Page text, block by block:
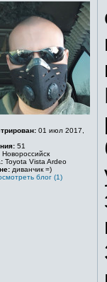
01 июл 2017,
51
Новороссийск
Toyota Vista Ardeo
диванчик =)
блог (1)